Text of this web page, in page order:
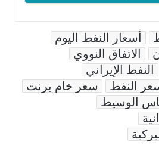
أسعار النفط اليوم
الاتفاق النووي
النفط الإيراني
النفط
سعر خام برنت
الوسيط